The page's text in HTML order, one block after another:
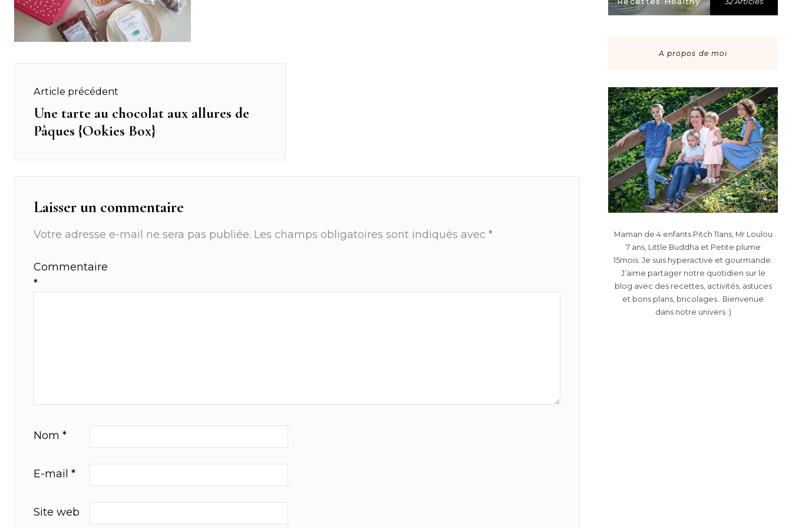
de
l’article
Article précédent
Previous
post:
Une tarte au chocolat aux allures de
Pâques {Ookies Box}
Laisser un commentaire
Votre adresse e-mail ne sera pas publiée. Les champs obligatoires sont indiqués avec*
Commentaire
*
Nom*
E-mail*
Site web
A propos de moi
Maman de 4 enfants Pitch 11ans, Mr Loulou
7 ans, Little Buddha et Petite plume
15mois. Je suis hyperactive et gourmande.
J’aime partager notre quotidien sur le
blog avec des recettes, activités, astuces
et bons plans, bricolages.. Bienvenue
dans notre univers :)